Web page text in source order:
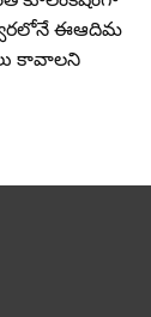
ఈఆదిమ
కావాలని